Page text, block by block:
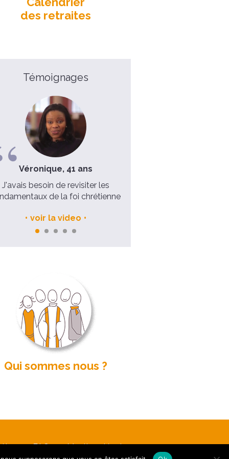
des retraites
Témoignages
Véronique, 41 ans
J'avais besoin de revisiter les
de la foi chrétienne
voir la video
Qui sommes nous ?
FAQ Mentions légales